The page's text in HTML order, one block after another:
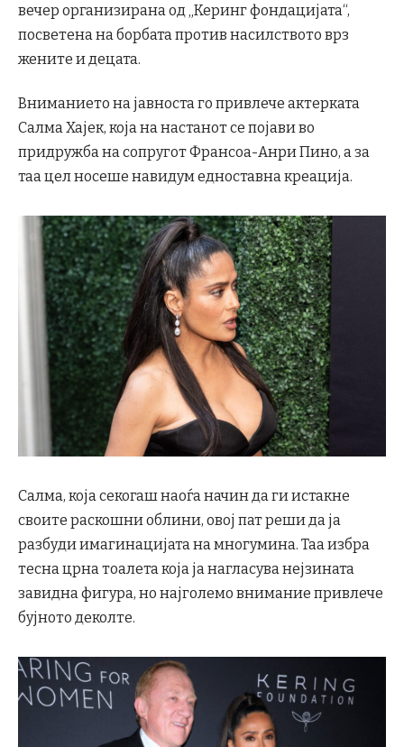
вечер организирана од „Керинг фондацијата“,
посветена на борбата против насилството врз
жените и децата.
Вниманието на јавноста го привлече актерката
Салма Хајек, која на настанот се појави во
придружба на сопругот Франсоа-Анри Пино, а за
таа цел носеше навидум едноставна креација.
Салма, која секогаш наоѓа начин да ги истакне
своите раскошни облини, овој пат реши да ја
разбуди имагинацијата на многумина. Таа избра
тесна црна тоалета која ја нагласува нејзината
завидна фигура, но најголемо внимание привлече
бујното деколте.